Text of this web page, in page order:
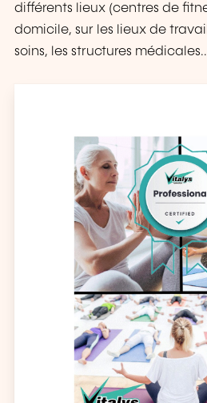
différents lieux (centres de
domicile, sur les lieux de
soins, les structures